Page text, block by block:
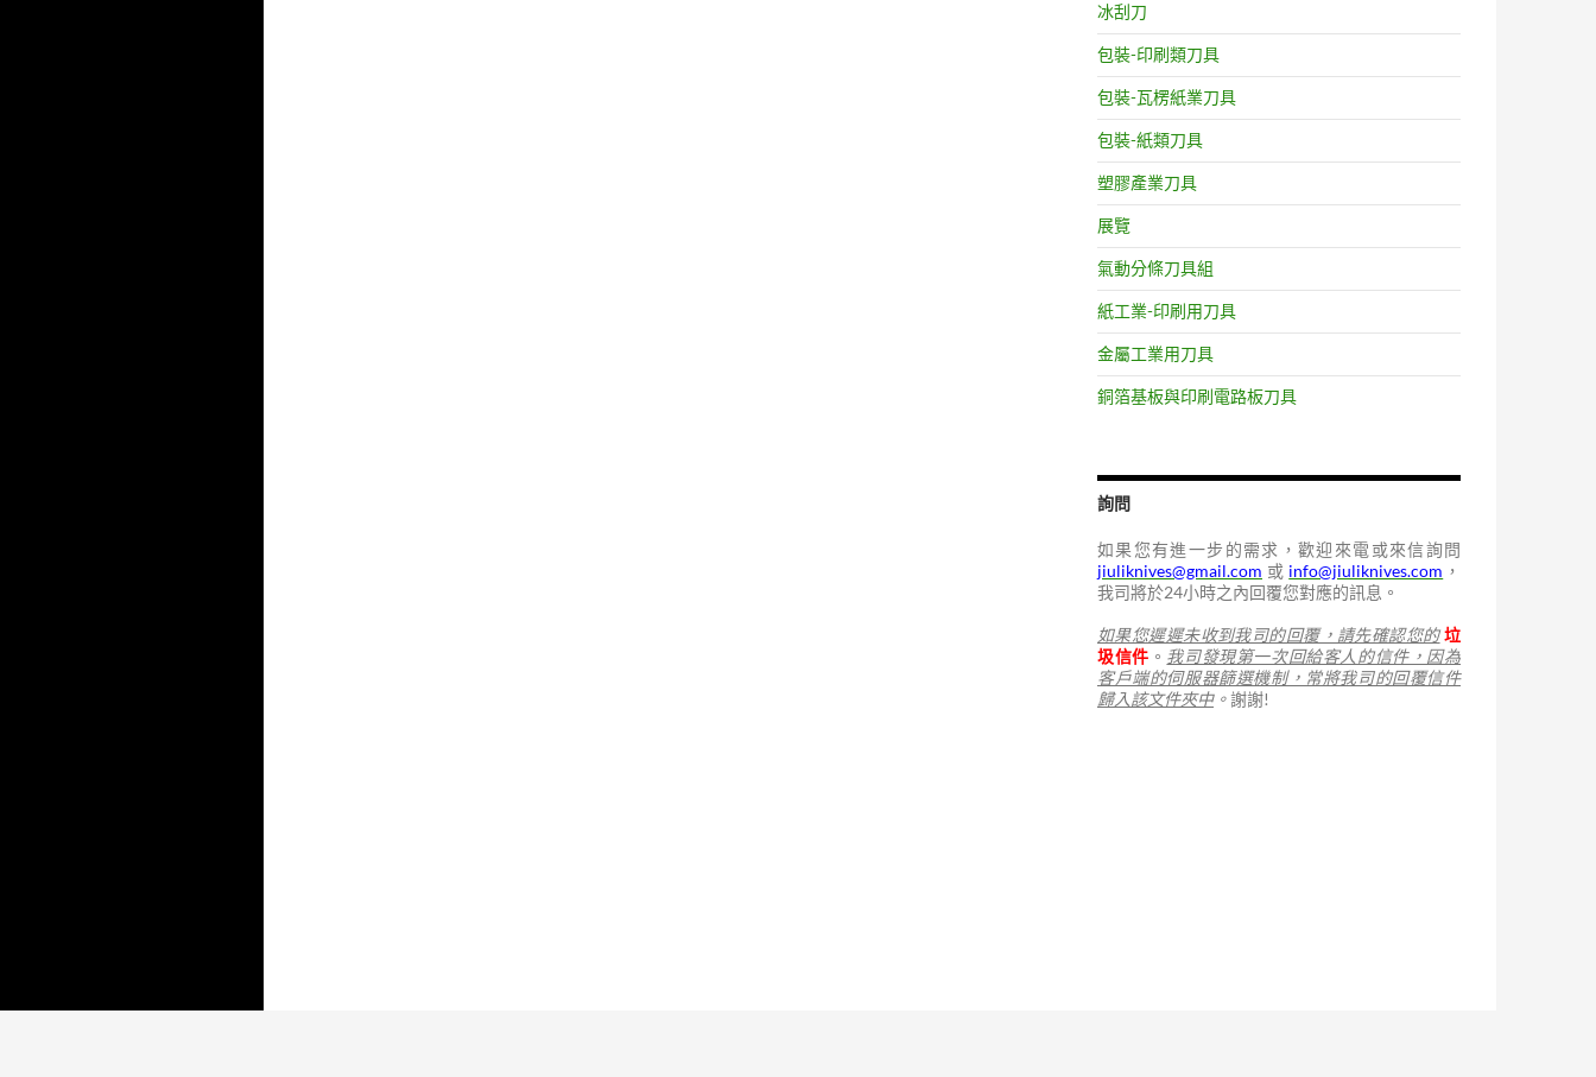
冰刮刀
包裝-印刷類刀具
包裝-瓦楞紙業刀具
包裝-紙類刀具
塑膠產業刀具
展覽
氣動分條刀具組
紙工業-印刷用刀具
金屬工業用刀具
銅箔基板與印刷電路板刀具
詢問
如果您有進一步的需求，歡迎來電或來信詢問
jiuliknives@gmail.com 或 info@jiuliknives.com ，
我司將於24小時之內回覆您對應的訊息。
如果您遲遲未收到我司的回覆，請先確認您的 垃
圾信件 。 我司發現第一次回給客人的信件，因為
客戶端的伺服器篩選機制，常將我司的回覆信件
歸入該文件夾中。謝謝!